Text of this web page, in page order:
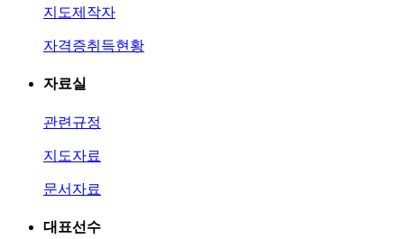
지도제작자
자격증취득현황
자료실
관련규정
지도자료
문서자료
대표선수